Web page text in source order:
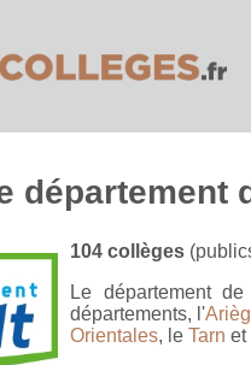
département
104 collèges
Le département
départements, l'
Orientales, le Tarn et